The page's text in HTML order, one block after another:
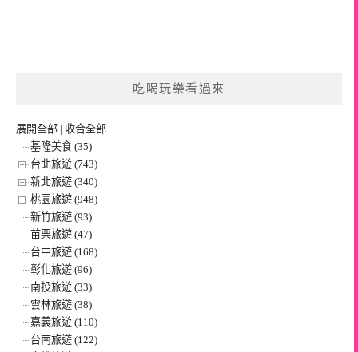
吃喝玩樂看過來
展開全部 | 收合全部
基隆美食 (35)
台北旅遊 (743)
新北旅遊 (340)
桃園旅遊 (948)
新竹旅遊 (93)
苗栗旅遊 (47)
台中旅遊 (168)
彰化旅遊 (96)
南投旅遊 (33)
雲林旅遊 (38)
嘉義旅遊 (110)
台南旅遊 (122)